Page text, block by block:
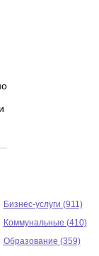
Бизнес-услуги (911)
Коммунальные (410)
Образование (359)